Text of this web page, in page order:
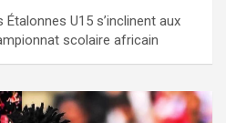
U15 s’inclinent aux
scolaire africain